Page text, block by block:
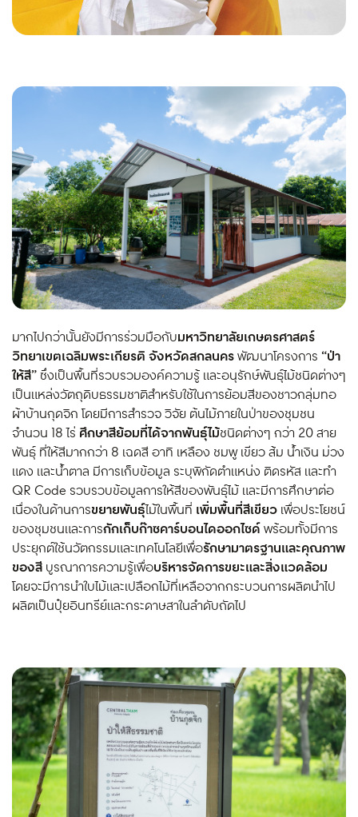
มากไปกว่านั้นยังมีการร่วมมือกับมหาวิทยาลัยเกษตรศาสตร์
วิทยาเขตเฉลิมพระเกียรติ จังหวัดสกลนครพัฒนาโครงการ “ป่า
ให้สี” ซึ่งเป็นพื้นที่รวบรวมองค์ความรู้ และอนุรักษ์พันธุ์ไม้ชนิดต่างๆ
เป็นแหล่งวัตถุดิบธรรมชาติสำหรับใช้ในการย้อมสีของชาวกลุ่มทอ
ผ้าบ้านกุดจิก โดยมีการสำรวจ วิจัย ต้นไม้ภายในป่าของชุมชน
จำนวน 18 ไร่ ศึกษาสีย้อมที่ได้จากพันธุ์ไม้ชนิดต่างๆ กว่า 20 สาย
พันธุ์ ที่ให้สีมากกว่า 8 เฉดสี อาทิ เหลือง ชมพู เขียว ส้ม น้ำเงิน ม่วง
แดง และน้ำตาล มีการเก็บข้อมูล ระบุพิกัดตำแหน่ง ติดรหัส และทำ
QR Code รวบรวบข้อมูลการให้สีของพันธุ์ไม้ และมีการศึกษาต่อ
เนื่องในด้านการขยายพันธุ์ไม้ในพื้นที่ เพิ่มพื้นที่สีเขียว เพื่อประโยชน์
ของชุมชนและการกักเก็บก๊าซคาร์บอนไดออกไซด์พร้อมทั้งมีการ
ประยุกต์ใช้นวัตกรรมและเทคโนโลยีเพื่อรักษามาตรฐานและคุณภาพ
ของสี บูรณาการความรู้เพื่อบริหารจัดการขยะและสิ่งแวดล้อม
โดยจะมีการนำใบไม้และเปลือกไม้ที่เหลือจากกระบวนการผลิตนำไป
ผลิตเป็นปุ๋ยอินทรีย์และกระดาษสาในลำดับถัดไป